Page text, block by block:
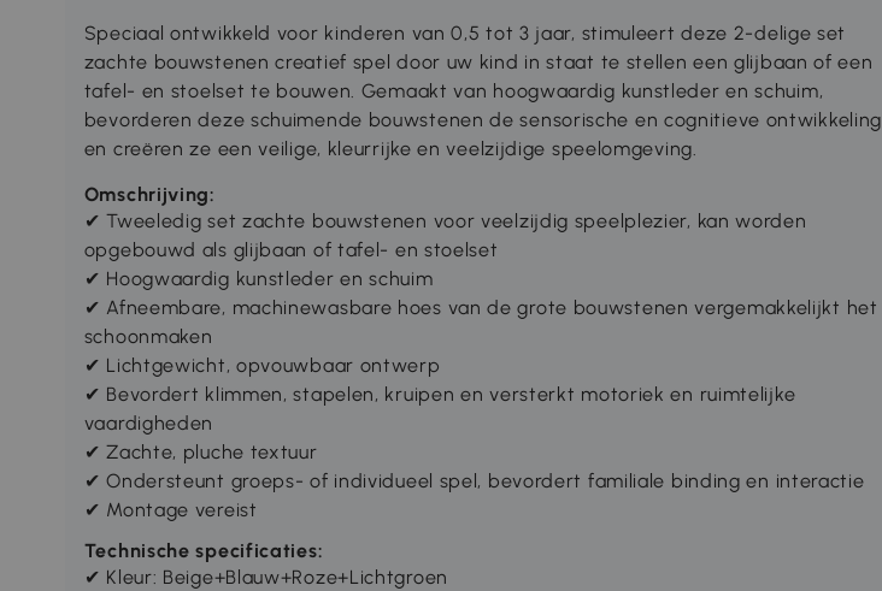
Speciaal ontwikkeld voor kinderen van 0,5 tot 3 jaar, stimuleert deze 2-delige set
zachte bouwstenen creatief spel door uw kind in staat te stellen een glijbaan of een
tafel- en stoelset te bouwen. Gemaakt van hoogwaardig kunstleder en schuim,
bevorderen deze schuimende bouwstenen de sensorische en cognitieve ontwikkeling
en creëren ze een veilige, kleurrijke en veelzijdige speelomgeving.
Omschrijving:
✔ Tweeledig set zachte bouwstenen voor veelzijdig speelplezier, kan worden
opgebouwd als glijbaan of tafel- en stoelset
✔ Hoogwaardig kunstleder en schuim
✔ Afneembare, machinewasbare hoes van de grote bouwstenen vergemakkelijkt het
schoonmaken
✔ Lichtgewicht, opvouwbaar ontwerp
✔ Bevordert klimmen, stapelen, kruipen en versterkt motoriek en ruimtelijke
vaardigheden
✔ Zachte, pluche textuur
✔ Ondersteunt groeps- of individueel spel, bevordert familiale binding en interactie
✔ Montage vereist
Technische specificaties:
✔ Kleur: Beige+Blauw+Roze+Lichtgroen